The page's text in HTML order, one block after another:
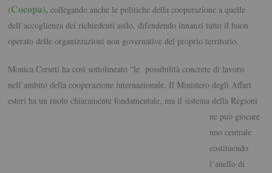
(Cocopa),collegando anche le politiche della cooperazione a quelle
dell’accoglienza dei richiedenti asilo, difendendo innanzi tutto il buon
operato delle organizzazioni non governative del proprio territorio.
Monica Cerutti ha così sottolineato “le possibilità concrete di lavoro
nell’ambito della cooperazione internazionale. Il Ministero degli Affari
esteri ha un ruolo chiaramente fondamentale, ma il sistemadella Regioni
ne può giocare
uno centrale
costituendo
l’anello di